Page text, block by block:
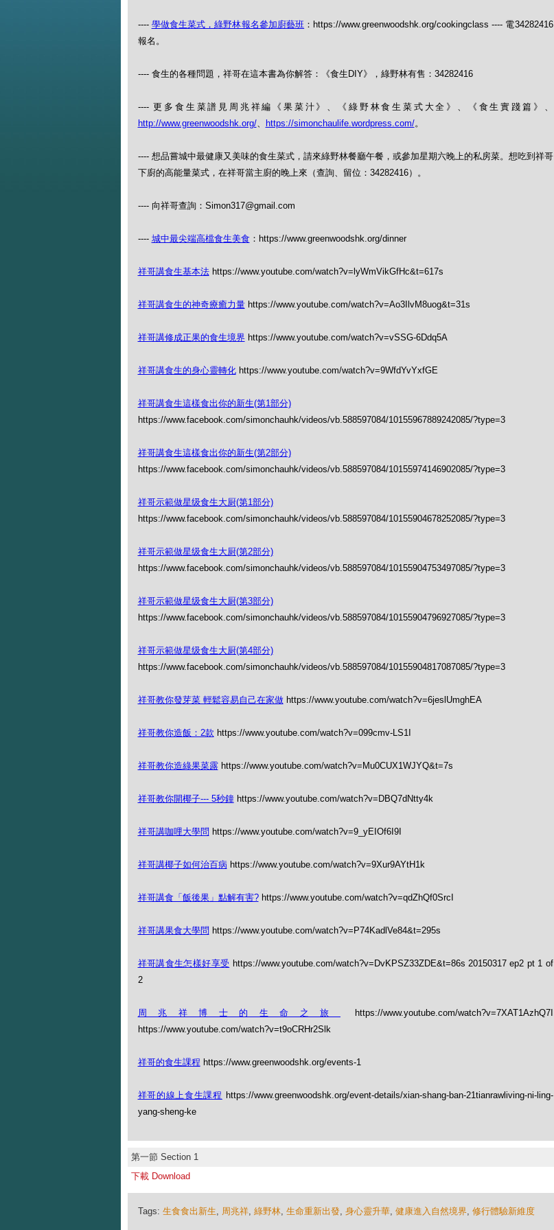
---- 學做食生菜式，綠野林報名參加廚藝班 ：https://www.greenwoodshk.org/cookingclass ---- 電34282416
報名。
---- 食生的各種問題，祥哥在這本書為你解答：《食生DIY》，綠野林有售：34282416
---- 更多食生菜譜見周兆祥編《果菜汁》、《綠野林食生菜式大全》、《食生實踐篇》、
http://www.greenwoodshk.org/、 https://simonchaulife.wordpress.com/。
---- 想品嘗城中最健康又美味的食生菜式，請來綠野林餐廳午餐，或參加星期六晚上的私房菜。想吃到祥哥
下廚的高能量菜式，在祥哥當主廚的晚上來（查詢、留位：34282416）。
---- 向祥哥查詢：Simon317@gmail.com
---- 城中最尖端高檔食生美食 ：https://www.greenwoodshk.org/dinner
祥哥講食生基本法https://www.youtube.com/watch?v=lyWmVikGfHc&t=617s
祥哥講食生的神奇療癒力量https://www.youtube.com/watch?v=Ao3IlvM8uog&t=31s
祥哥講修成正果的食生境界 https://www.youtube.com/watch?v=vSSG-6Ddq5A
祥哥講食生的身心靈轉化https://www.youtube.com/watch?v=9WfdYvYxfGE
祥哥講食生這樣食出你的新生(第1部分)
https://www.facebook.com/simonchauhk/videos/vb.588597084/10155967889242085/?type=3
祥哥講食生這樣食出你的新生(第2部分)
https://www.facebook.com/simonchauhk/videos/vb.588597084/10155974146902085/?type=3
祥哥示範做星级食生大厨(第1部分)
https://www.facebook.com/simonchauhk/videos/vb.588597084/10155904678252085/?type=3
祥哥示範做星级食生大厨(第2部分)
https://www.facebook.com/simonchauhk/videos/vb.588597084/10155904753497085/?type=3
祥哥示範做星级食生大厨(第3部分)
https://www.facebook.com/simonchauhk/videos/vb.588597084/10155904796927085/?type=3
祥哥示範做星级食生大厨(第4部分)
https://www.facebook.com/simonchauhk/videos/vb.588597084/10155904817087085/?type=3
祥哥教你發芽菜 輕鬆容易自己在家做https://www.youtube.com/watch?v=6jeslUmghEA
祥哥教你造飯：2款 https://www.youtube.com/watch?v=099cmv-LS1I
祥哥教你造綠果菜露https://www.youtube.com/watch?v=Mu0CUX1WJYQ&t=7s
祥哥教你開椰子--- 5秒鐘https://www.youtube.com/watch?v=DBQ7dNtty4k
祥哥講咖哩大學問 https://www.youtube.com/watch?v=9_yEIOf6I9I
祥哥講椰子如何治百病 https://www.youtube.com/watch?v=9Xur9AYtH1k
祥哥講食「飯後果」點解有害?https://www.youtube.com/watch?v=qdZhQf0SrcI
祥哥講果食大學問 https://www.youtube.com/watch?v=P74KadlVe84&t=295s
祥哥講食生怎樣好享受 https://www.youtube.com/watch?v=DvKPSZ33ZDE&t=86s 20150317 ep2 pt 1 of
2
周兆祥博士的生命之旅
https://www.youtube.com/watch?v=7XAT1AzhQ7I
https://www.youtube.com/watch?v=t9oCRHr2Slk
祥哥的食生課程 https://www.greenwoodshk.org/events-1
祥哥的線上食生課程 https://www.greenwoodshk.org/event-details/xian-shang-ban-21tianrawliving-ni-ling-
yang-sheng-ke
第一節 Section 1
下載 Download
Tags: 生食食出新生, 周兆祥, 綠野林, 生命重新出發, 身心靈升華, 健康進入自然境界, 修行體驗新維度